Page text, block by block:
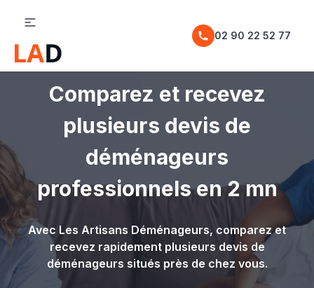
02 90 22 52 77
Comparez et recevez
plusieurs devis de
déménageurs
professionnels en 2 mn
Avec Les Artisans Déménageurs, comparez et
recevez rapidement plusieurs devis de
déménageurs situés près de chez vous.